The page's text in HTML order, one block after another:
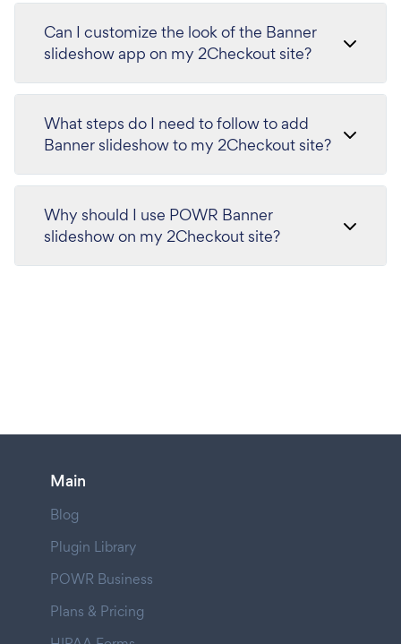
Can I customize the look of the Banner
slideshow app on my 2Checkout site?
What steps do I need to follow to add
Banner slideshow to my 2Checkout site?
Why should I use POWR Banner
slideshow on my 2Checkout site?
Main
Blog
Plugin Library
POWR Business
Plans & Pricing